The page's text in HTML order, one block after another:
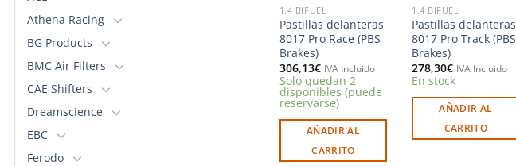
Athena Racing
BG Products
BMC Air Filters
CAE Shifters
Dreamscience
EBC
Ferodo
1.4 BIFUEL
Pastillas delanteras
8017 Pro Race (PBS
Brakes)
306,13€ IVA Incluido
Solo quedan 2
disponibles (puede
reservarse)
AÑADIR AL
CARRITO
1.4 BIFUEL
Pastillas delanteras
8017 Pro Track (PBS
Brakes)
278,30€ IVA Incluido
En stock
AÑADIR AL
CARRITO